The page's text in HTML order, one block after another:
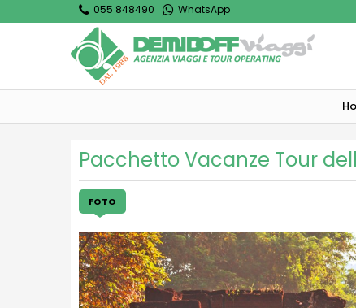
055 848490 WhatsApp
Pacchetto Vacanze Tour
FOTO